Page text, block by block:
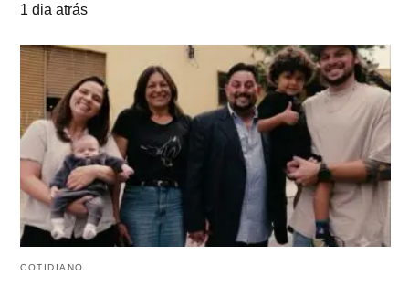
1 dia atrás
COTIDIANO